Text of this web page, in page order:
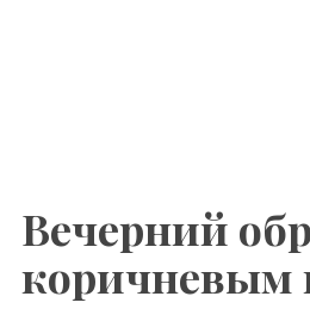
Вечерний
коричневым